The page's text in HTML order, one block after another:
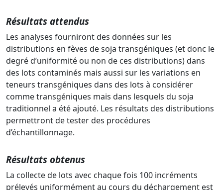
Résultats attendus
Les analyses fourniront des données sur les
distributions en fèves de soja transgéniques (et donc le
degré d’uniformité ou non de ces distributions) dans
des lots contaminés mais aussi sur les variations en
teneurs transgéniques dans des lots à considérer
comme transgéniques mais dans lesquels du soja
traditionnel a été ajouté. Les résultats des distributions
permettront de tester des procédures
d’échantillonnage.
Résultats obtenus
La collecte de lots avec chaque fois 100 incréments
prélevés uniformément au cours du déchargement est